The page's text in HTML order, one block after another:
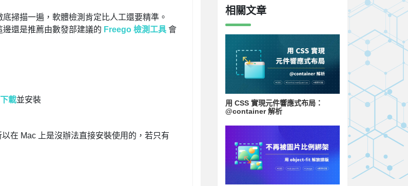
掃描一遍，軟體檢測肯定比人工還要精準。
還是推薦由數發部建議的 Freego 檢測工具 會
下載並安裝
在 Mac 上是沒辦法直接安裝使用的，若只有
相關文章
用 CSS 實現元件響應式布局：
@container 解析